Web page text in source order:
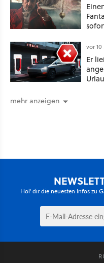
vor
Er
mehr anzeigen
Hol' dir die neuesten Infos zu